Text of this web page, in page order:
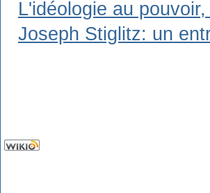
L'idéologie au
Joseph Stiglitz: un